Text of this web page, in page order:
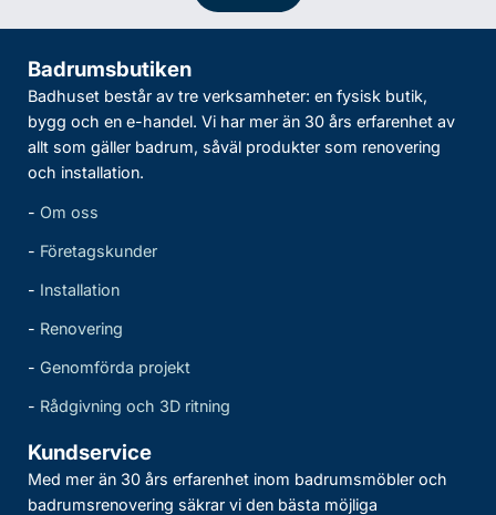
Badrumsbutiken
Badhuset består av tre verksamheter: en fysisk butik,
bygg och en e-handel. Vi har mer än 30 års erfarenhet av
allt som gäller badrum, såväl produkter som renovering
och installation.
- Om oss
- Företagskunder
- Installation
- Renovering
- Genomförda projekt
- Rådgivning och 3D ritning
Kundservice
Med mer än 30 års erfarenhet inom badrumsmöbler och
badrumsrenovering säkrar vi den bästa möjliga